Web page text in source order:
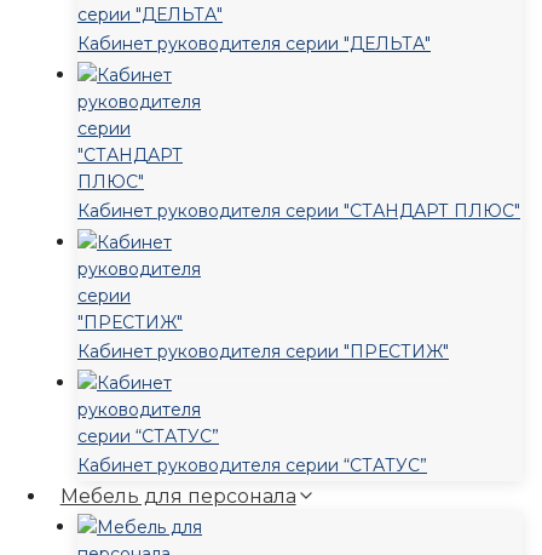
Кабинет руководителя серии "ДЕЛЬТА"
Кабинет руководителя серии "СТАНДАРТ ПЛЮС"
Кабинет руководителя серии "ПРЕСТИЖ"
Кабинет руководителя серии “СТАТУС”
Мебель для персонала